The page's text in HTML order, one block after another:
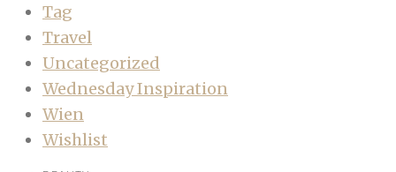
Tag
Travel
Uncategorized
Wednesday Inspiration
Wien
Wishlist